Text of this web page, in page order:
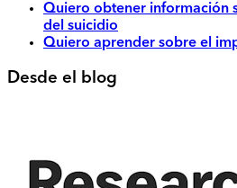
Quiero obtener información
del suicidio
Quiero aprender sobre el
Desde el blog